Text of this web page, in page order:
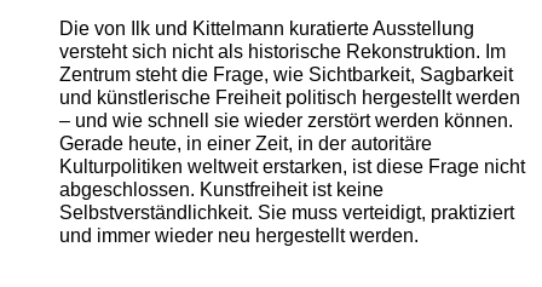
Die von Ilk und Kittelmann kuratierte Ausstellung
versteht sich nicht als historische Rekonstruktion. Im
Zentrum steht die Frage, wie Sichtbarkeit, Sagbarkeit
und künstlerische Freiheit politisch hergestellt werden
– und wie schnell sie wieder zerstört werden können.
Gerade heute, in einer Zeit, in der autoritäre
Kulturpolitiken weltweit erstarken, ist diese Frage nicht
abgeschlossen. Kunstfreiheit ist keine
Selbstverständlichkeit. Sie muss verteidigt, praktiziert
und immer wieder neu hergestellt werden.